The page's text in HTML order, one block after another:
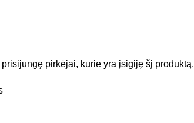
pirkėjai, kurie yra įsigiję šį produktą.